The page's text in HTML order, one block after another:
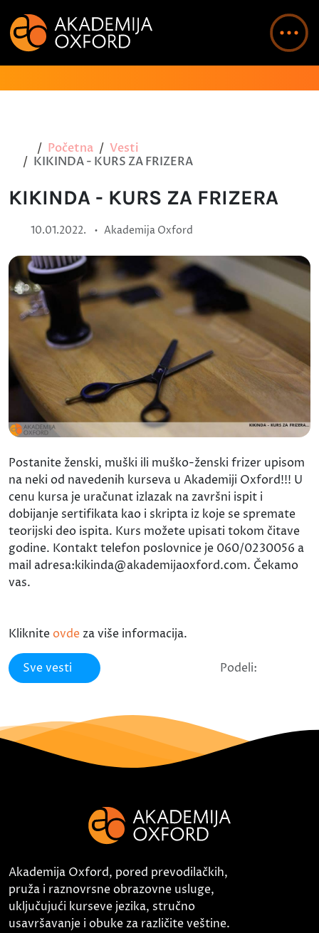
Početna
Vesti
KIKINDA - KURS ZA FRIZERA
KIKINDA - KURS ZA FRIZERA
10.01.2022. • Akademija Oxford
Postanite ženski, muški ili muško-ženski frizer upisom
na neki od navedenih kurseva u Akademiji Oxford!!! U
cenu kursa je uračunat izlazak na završni ispit i
dobijanje sertifikata kao i skripta iz koje se spremate
teorijski deo ispita. Kurs možete upisati tokom čitave
godine. Kontakt telefon poslovnice je 060/0230056 a
mail adresa:kikinda@akademijaoxford.com. Čekamo
vas.
Kliknite ovde za više informacija.
Sve vesti Podeli:
Akademija Oxford, pored prevodilačkih,
pruža i raznovrsne obrazovne usluge,
uključujući kurseve jezika, stručno
usavršavanje i obuke za različite veštine.